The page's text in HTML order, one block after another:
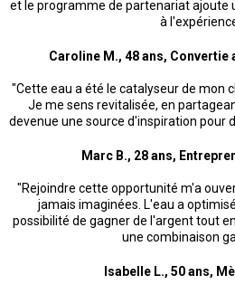
et le programme de partenariat ajoute
à
Caroline M., 48 ans, Convertie
"Cette eau a été le catalyseur de mon
Je me sens revitalisée, en
devenue une source d'inspiration pour
Marc B., 28 ans,
"Rejoindre cette opportunité m'a
jamais imaginées. L'eau a
possibilité de gagner de l'argent tout
une combinaison
Isabelle L., 50 ans,